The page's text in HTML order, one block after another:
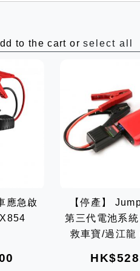
to the cart orselect all
應急啟
【停產】
第三代電池系
救車寶/過江龍 (進階版)